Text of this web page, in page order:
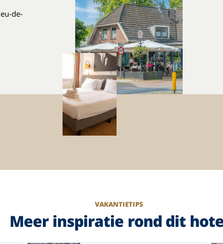
de-
VAKANTIETIPS
Meer inspiratie rond dit